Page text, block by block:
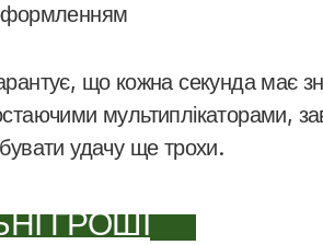
що кожна секунда має
мультиплікаторами,
удачу ще трохи.
ГРОШІ